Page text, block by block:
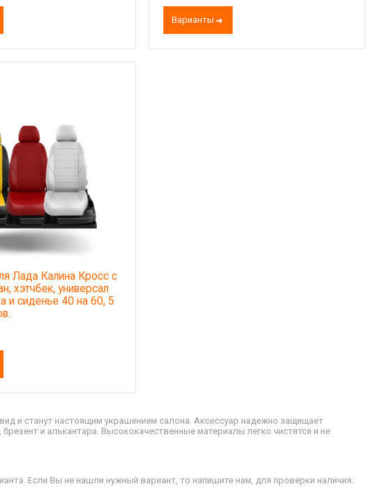
Варианты
Лада Калина Кросс с
хэтчбек, универсал
и сиденье 40 на 60, 5
и станут настоящим украшением салона. Аксессуар надежно защищает
и алькантара. Высококачественные материалы легко чистятся и не
Если Вы не нашли нужный вариант, то напишите нам, для проверки наличия.